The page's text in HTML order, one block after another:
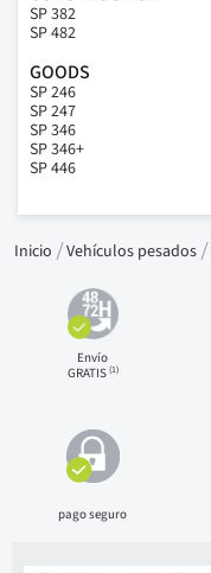
SP 382
SP 482
GOODS
SP 246
SP 247
SP 346
SP 346+
SP 446
Inicio Vehículos pesados
Envío
GRATIS(1)
pago seguro